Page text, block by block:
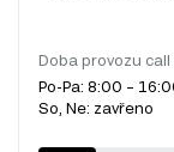
Doba provozu
Po-Pa: 8:00 –
So, Ne: zavřeno